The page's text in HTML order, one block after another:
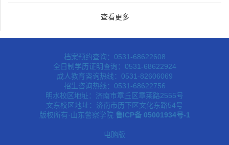
查看更多
档案预约查询：0531-68622608
全日制学历证明查询：0531-68622924
成人教育咨询热线：0531-82606069
招生咨询热线：0531-68622756
明水校区地址：济南市章丘区章莱路2555号
文东校区地址：济南市历下区文化东路54号
版权所有·山东警察学院 鲁ICP备 05001934号-1
电脑版